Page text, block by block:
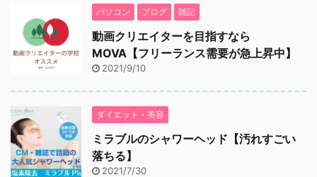
パソコン ブログ 雑記
動画クリエイターを目指すなら
MOVA【フリーランス需要が急上昇中】
2021/9/10
ダイエット・美容
ミラブルのシャワーヘッド【汚れすごい
落ちる】
2021/7/30